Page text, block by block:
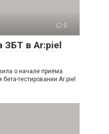
0
ЗБТ в Ar:piel
о начале приёма
тестировании Ar:piel